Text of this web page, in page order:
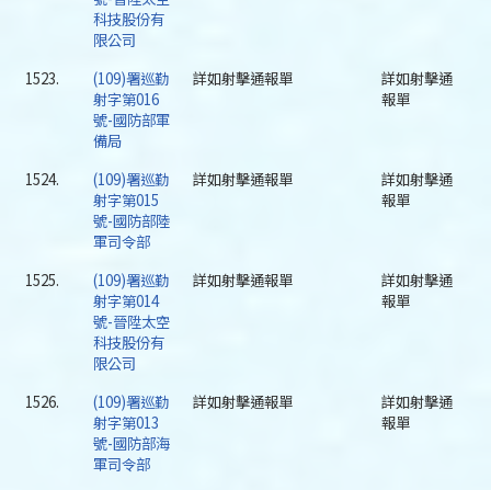
科技股份有
限公司
1523.
(109)署巡勤
射字第016
號-國防部軍
備局
詳如射擊通報單
詳如射擊通
報單
1524.
(109)署巡勤
射字第015
號-國防部陸
軍司令部
詳如射擊通報單
詳如射擊通
報單
1525.
(109)署巡勤
射字第014
號-晉陞太空
科技股份有
限公司
詳如射擊通報單
詳如射擊通
報單
1526.
(109)署巡勤
射字第013
號-國防部海
軍司令部
詳如射擊通報單
詳如射擊通
報單